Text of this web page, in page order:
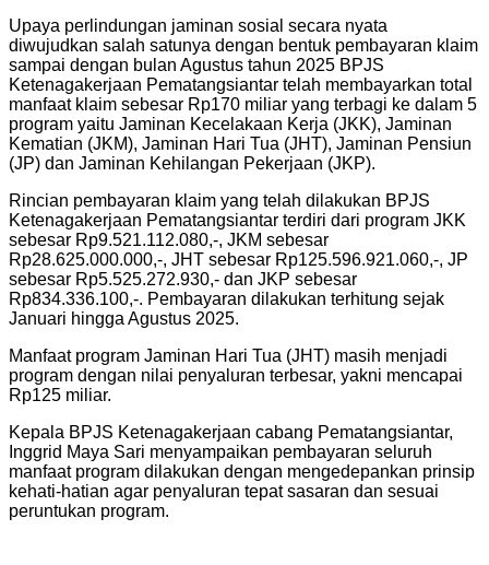
Upaya perlindungan jaminan sosial secara nyata
diwujudkan salah satunya dengan bentuk pembayaran klaim
sampai dengan bulan Agustus tahun 2025 BPJS
Ketenagakerjaan Pematangsiantar telah membayarkan total
manfaat klaim sebesar Rp170 miliar yang terbagi ke dalam 5
program yaitu Jaminan Kecelakaan Kerja (JKK), Jaminan
Kematian (JKM), Jaminan Hari Tua (JHT), Jaminan Pensiun
(JP) dan Jaminan Kehilangan Pekerjaan (JKP).
Rincian pembayaran klaim yang telah dilakukan BPJS
Ketenagakerjaan Pematangsiantar terdiri dari program JKK
sebesar Rp9.521.112.080,-, JKM sebesar
Rp28.625.000.000,-, JHT sebesar Rp125.596.921.060,-, JP
sebesar Rp5.525.272.930,- dan JKP sebesar
Rp834.336.100,-. Pembayaran dilakukan terhitung sejak
Januari hingga Agustus 2025.
Manfaat program Jaminan Hari Tua (JHT) masih menjadi
program dengan nilai penyaluran terbesar, yakni mencapai
Rp125 miliar.
Kepala BPJS Ketenagakerjaan cabang Pematangsiantar,
Inggrid Maya Sari menyampaikan pembayaran seluruh
manfaat program dilakukan dengan mengedepankan prinsip
kehati-hatian agar penyaluran tepat sasaran dan sesuai
peruntukan program.